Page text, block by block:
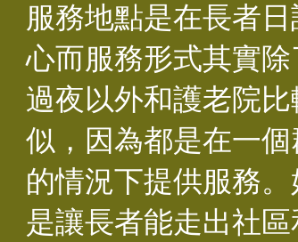
服務地點是在長者日
心而服務形式其實除
過夜以外和護老院比
似，因為都是在一個
的情況下提供服務。
是讓長者能走出社區